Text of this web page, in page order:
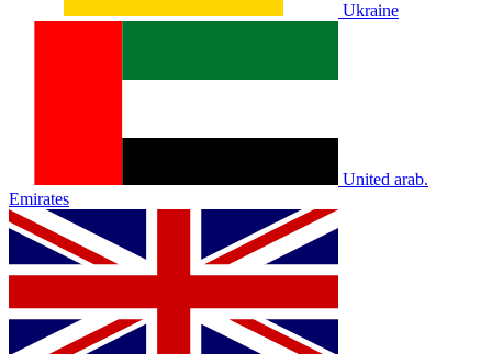
Ukraine
United arab.
Emirates